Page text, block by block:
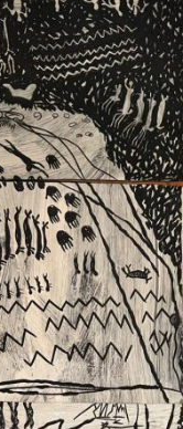
1297 del 30
jurídica:
Minjusticia.
10 años: